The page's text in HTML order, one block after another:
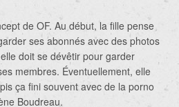
de OF. Au début, la fille pense
ses abonnés avec des photos
doit se dévêtir pour garder
membres. Éventuellement, elle
ça fini souvent avec de la porno
Boudreau.